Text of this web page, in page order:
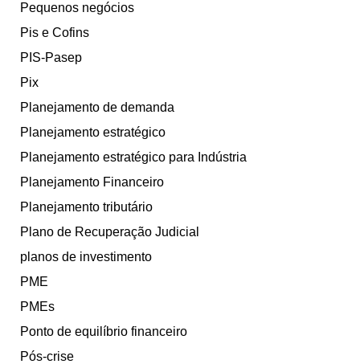
Pequenos negócios
Pis e Cofins
PIS-Pasep
Pix
Planejamento de demanda
Planejamento estratégico
Planejamento estratégico para Indústria
Planejamento Financeiro
Planejamento tributário
Plano de Recuperação Judicial
planos de investimento
PME
PMEs
Ponto de equilíbrio financeiro
Pós-crise